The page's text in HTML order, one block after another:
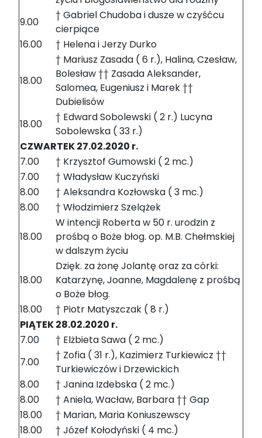
9.00
† Gabriel Chudoba i dusze w czyśćcu
cierpiące
16.00
† Helena i Jerzy Durko
18.00
† Mariusz Zasada ( 6 r.), Halina, Czesław,
Bolesław †† Zasada Aleksander,
Salomea, Eugeniusz i Marek ††
Dubielisów
18.00
† Edward Sobolewski ( 2 r.) Lucyna
Sobolewska ( 33 r.)
CZWARTEK 27.02.2020 r.
7.00
† Krzysztof Gumowski ( 2 mc.)
7.00
† Władysław Kuczyński
8.00
† Aleksandra Kozłowska ( 3 mc.)
8.00
† Włodzimierz Szelążek
18.00
W intencji Roberta w 50 r. urodzin z
prośbą o Boże błog. op. M.B. Chełmskiej
w dalszym życiu
18.00
Dzięk. za żonę Jolantę oraz za córki:
Katarzynę, Joanne, Magdalenę z prośbą
o Boże błog.
18.00
† Piotr Matyszczak ( 8 r.)
PIĄTEK 28.02.2020 r.
7.00
† Elżbieta Sawa ( 2 mc.)
7.00
† Zofia ( 31 r.), Kazimierz Turkiewicz ††
Turkiewiczów i Drzewickich
8.00
† Janina Izdebska ( 2 mc.)
8.00
† Aniela, Wacław, Barbara †† Gap
18.00
† Marian, Maria Koniuszewscy
18.00
† Józef Kołodyński ( 4 mc.)